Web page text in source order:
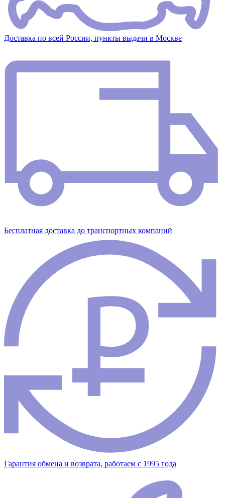
Доставка по всей России, пункты выдачи в Москве
Бесплатная доставка до транспортных компаний
Гарантия обмена и возврата, работаем с 1995 года